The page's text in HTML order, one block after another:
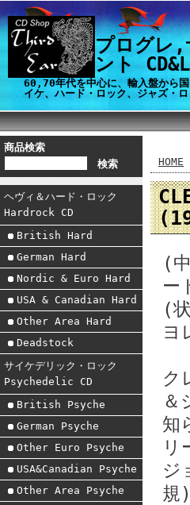
プログレ,
ント
60,70年代を中心に、輸入盤から国
イケ、ハード・ロック、ジャズ・
商品検索
ヘヴィ＆ハード・ロック
Hardrock CD
British Hard
German Hard
Nordic & Euro Hard
USA & Canadian Hard
Other Area Hard
Deadstock
サイケデリック・ロック
Psychedelic CD
British Psyche
German Psyche
Other Euro Psyche
USA&Canadian Psyche
Other Area Psyche
HOME
(
ー
(
ヨ
ク
＆
知
リ
ジ
規